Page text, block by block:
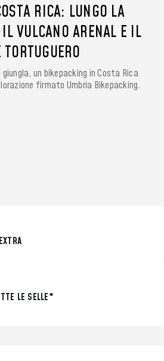
RICA: LUNGO LA
VULCANO ARENAL E IL
un bikepacking in Costa Rica
firmato Umbria Bikepacking.
LE SELLE*